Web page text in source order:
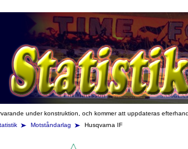
under konstruktion, och kommer att uppdateras
Motståndarlag Husqvarna IF